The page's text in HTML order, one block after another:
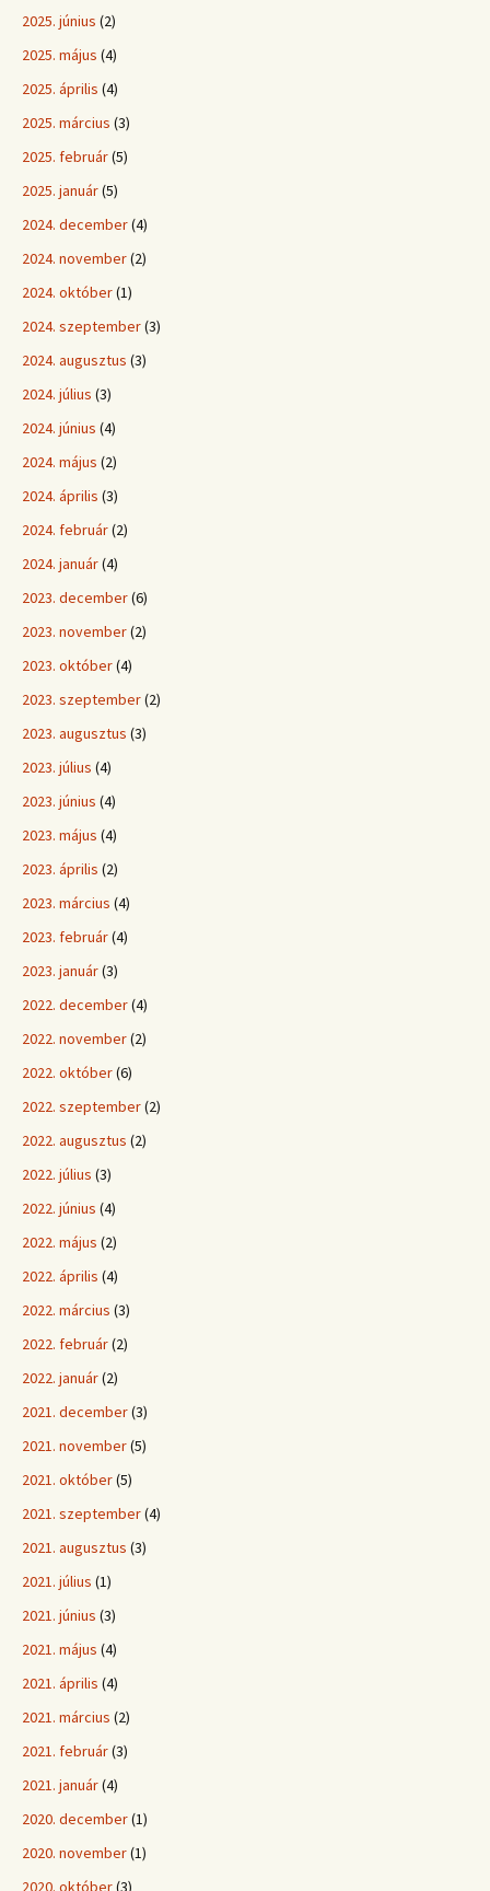
2025. június (2)
2025. május (4)
2025. április (4)
2025. március (3)
2025. február(5)
2025. január(5)
2024. december(4)
2024. november(2)
2024. október(1)
2024. szeptember(3)
2024. augusztus (3)
2024. július (3)
2024. június (4)
2024. május (2)
2024. április (3)
2024. február(2)
2024. január(4)
2023. december(6)
2023. november(2)
2023. október(4)
2023. szeptember(2)
2023. augusztus (3)
2023. július (4)
2023. június (4)
2023. május (4)
2023. április (2)
2023. március (4)
2023. február(4)
2023. január(3)
2022. december(4)
2022. november(2)
2022. október(6)
2022. szeptember(2)
2022. augusztus (2)
2022. július (3)
2022. június (4)
2022. május (2)
2022. április (4)
2022. március (3)
2022. február(2)
2022. január(2)
2021. december(3)
2021. november(5)
2021. október(5)
2021. szeptember(4)
2021. augusztus (3)
2021. július (1)
2021. június (3)
2021. május (4)
2021. április (4)
2021. március (2)
2021. február(3)
2021. január(4)
2020. december(1)
2020. november(1)
2020. október(3)